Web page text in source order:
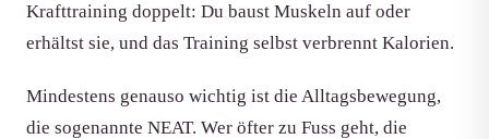
Krafttraining doppelt: Du baust Muskeln auf oder
erhältst sie, und das Training selbst verbrennt Kalorien.
Mindestens genauso wichtig ist die Alltagsbewegung,
die sogenannte NEAT. Wer öfter zu Fuss geht, die